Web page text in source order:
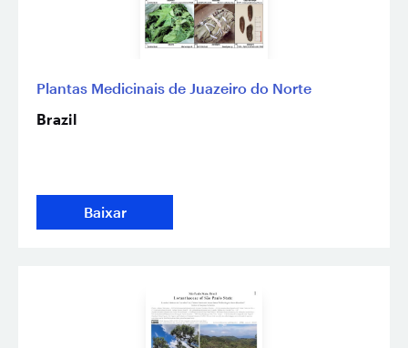
Plantas Medicinais de Juazeiro do Norte
Brazil
Baixar